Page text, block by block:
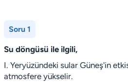
Soru 1
Su döngüsü ile ilgili,
I. Yeryüzündeki sular Güneş'in
atmosfere yükselir.